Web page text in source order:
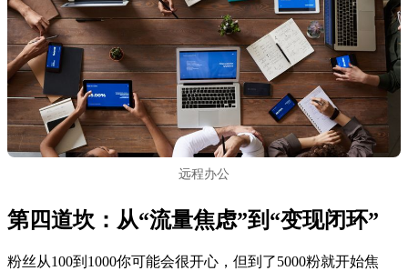
远程办公
第四道坎：从“流量焦虑”到“变现闭环”
粉丝从100到1000你可能会很开心，但到了5000粉就开始焦